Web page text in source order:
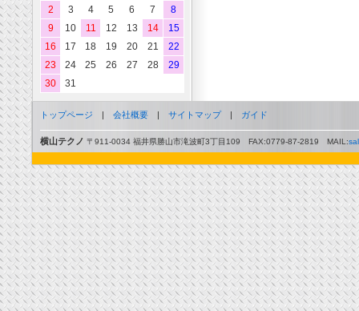
2
3 4 5 6 7
8
9
10 11 12 13 14
15
16
17 18 19 20 21
22
23
24 25 26 27 28
29
30
31
トップページ | 会社概要 | サイトマップ| ガイド
横山テクノ 〒911-0034 福井県勝山市滝波町3丁目109 FAX:0779-87-2819 MAIL: